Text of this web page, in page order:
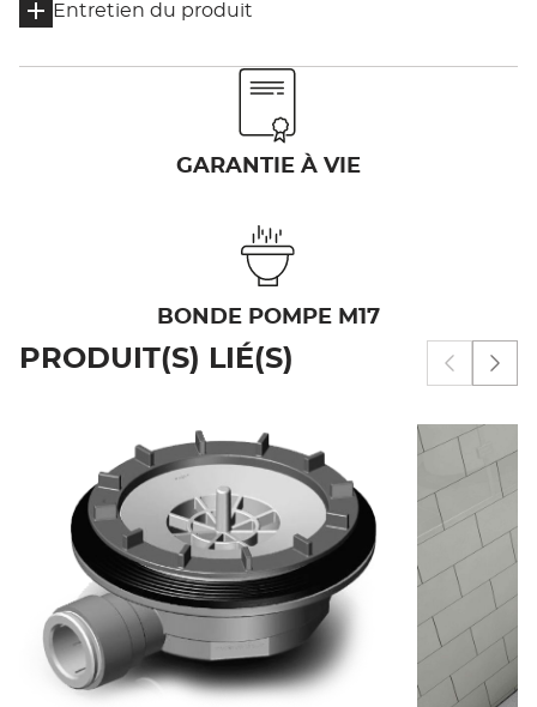
Entretien du produit
GARANTIE À VIE
BONDE POMPE M17
PRODUIT(S) LIÉ(S)
Afficher